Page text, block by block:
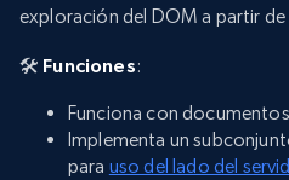
exploración del DOM a partir
🛠️ Funciones:
Funciona con
Implementa un
para uso del lado del